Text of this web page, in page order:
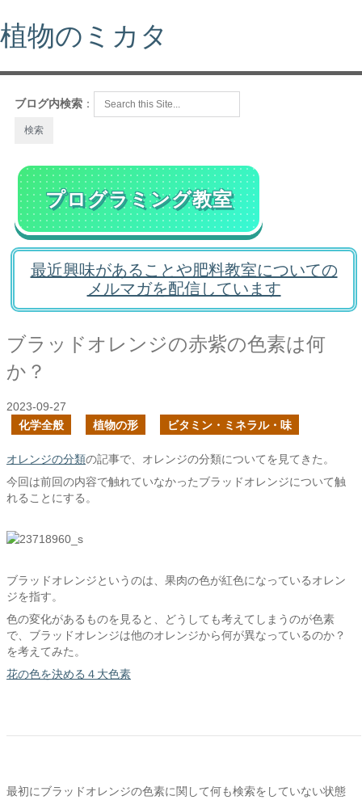
植物のミカタ
ブログ内検索 ：
プログラミング教室
最近興味があることや肥料教室についての
メルマガを配信しています
ブラッドオレンジの赤紫の色素は何
か？
2023-09-27
化学全般
植物の形 ビタミン・ミネラル・味
オレンジの分類の記事で、オレンジの分類についてを見てきた。
今回は前回の内容で触れていなかったブラッドオレンジについて触
れることにする。
ブラッドオレンジというのは、果肉の色が紅色になっているオレン
ジを指す。
色の変化があるものを見ると、どうしても考えてしまうのが色素
で、ブラッドオレンジは他のオレンジから何が異なっているのか？
を考えてみた。
花の色を決める４大色素
最初にブラッドオレンジの色素に関して何も検索をしていない状態